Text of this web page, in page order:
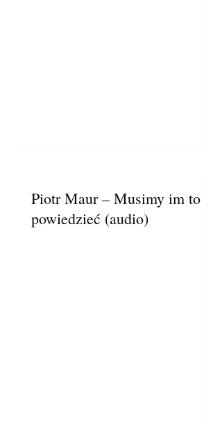
Piotr Maur – Musimy im to
powiedzieć (audio)